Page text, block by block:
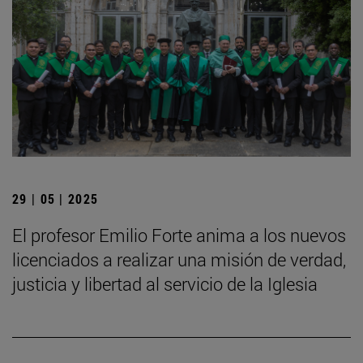
29 | 05 | 2025
El profesor Emilio Forte anima a los nuevos
licenciados a realizar una misión de verdad,
justicia y libertad al servicio de la Iglesia